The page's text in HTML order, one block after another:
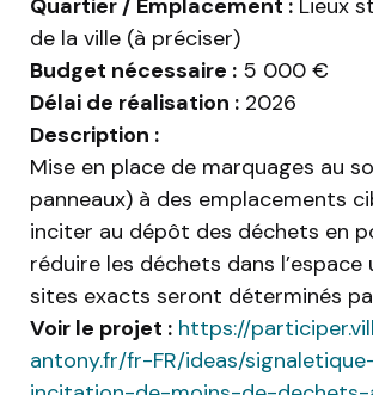
Quartier / Emplacement : Lieux
de la ville (à préciser)
Budget nécessaire : 5 000 €
Délai de réalisation : 2026
Description :
Mise en place de marquages au
panneaux) à des emplacements
inciter au dépôt des déchets en
réduire les déchets dans l’espace
sites exacts seront déterminés
Voir le projet : https://
antony.fr/fr-FR/ideas/